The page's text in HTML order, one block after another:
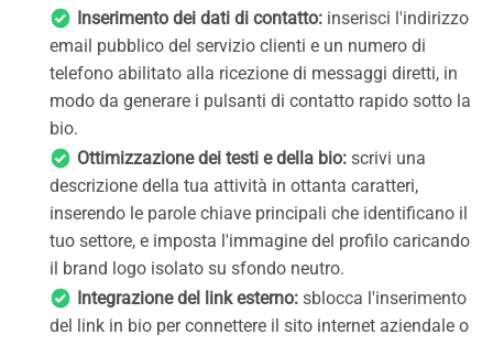
Inserimento dei dati di contatto: inserisci l'indirizzo
email pubblico del servizio clienti e un numero di
telefono abilitato alla ricezione di messaggi diretti, in
modo da generare i pulsanti di contatto rapido sotto la
bio.
Ottimizzazione dei testi e della bio: scrivi una
descrizione della tua attività in ottanta caratteri,
inserendo le parole chiave principali che identificano il
tuo settore, e imposta l'immagine del profilo caricando
il brand logo isolato su sfondo neutro.
Integrazione del link esterno: sblocca l'inserimento
del link in bio per connettere il sito internet aziendale o